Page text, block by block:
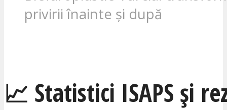
privirii înainte și după
📈 Statistici ISAPS și